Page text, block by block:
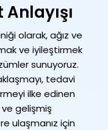
olarak, ağız ve
ve iyileştirmek
sunuyoruz.
tedavi
ilke edinen
gelişmiş
ulaşmanız için